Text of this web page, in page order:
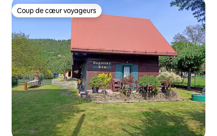
Coup de cœur voyageurs
Coup de cœur voyageurs